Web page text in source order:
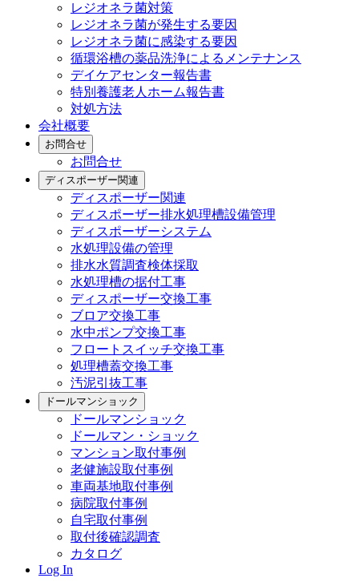
レジオネラ菌対策
レジオネラ菌が発生する要因
レジオネラ菌に感染する要因
循環浴槽の薬品洗浄によるメンテナンス
デイケアセンター報告書
特別養護老人ホーム報告書
対処方法
会社概要
お問合せ
お問合せ
ディスポーザー関連
ディスポーザー関連
ディスポーザー排水処理槽設備管理
ディスポーザーシステム
水処理設備の管理
排水水質調査検体採取
水処理槽の据付工事
ディスポーザー交換工事
ブロア交換工事
水中ポンプ交換工事
フロートスイッチ交換工事
処理槽蓋交換工事
汚泥引抜工事
ドールマンショック
ドールマンショック
ドールマン・ショック
マンション取付事例
老健施設取付事例
車両基地取付事例
病院取付事例
自宅取付事例
取付後確認調査
カタログ
Log In